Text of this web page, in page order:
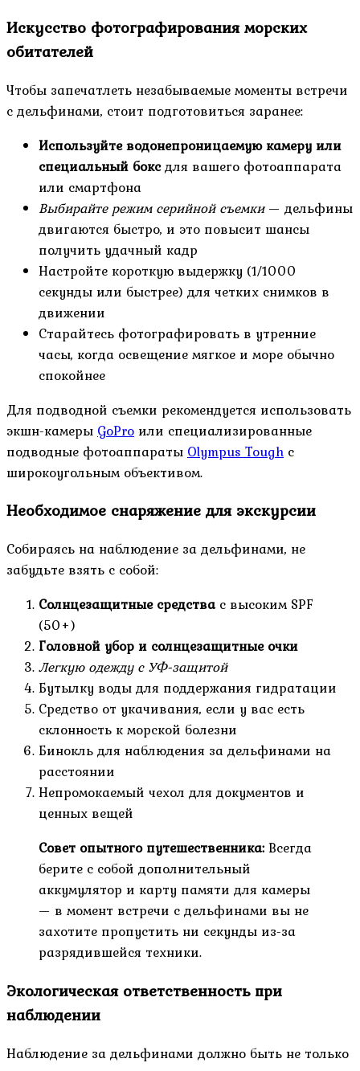
Искусство фотографирования морских
обитателей
Чтобы запечатлеть незабываемые моменты встречи
с дельфинами, стоит подготовиться заранее:
Используйте водонепроницаемую камеру или
специальный боксдля вашего фотоаппарата
или смартфона
Выбирайте режим серийной съемки— дельфины
двигаются быстро, и это повысит шансы
получить удачный кадр
Настройте короткую выдержку (1/1000
секунды или быстрее) для четких снимков в
движении
Старайтесь фотографировать в утренние
часы, когда освещение мягкое и море обычно
спокойнее
Для подводной съемки рекомендуется использовать
экшн-камеры GoPro или специализированные
подводные фотоаппараты Olympus Tough с
широкоугольным объективом.
Необходимое снаряжение для экскурсии
Собираясь на наблюдение за дельфинами, не
забудьте взять с собой:
Солнцезащитные средствас высоким SPF
(50+)
Головной убор и солнцезащитные очки
Легкую одежду с УФ-защитой
Бутылку воды для поддержания гидратации
Средство от укачивания, если у вас есть
склонность к морской болезни
Бинокль для наблюдения за дельфинами на
расстоянии
Непромокаемый чехол для документов и
ценных вещей
Совет опытного путешественника:Всегда
берите с собой дополнительный
аккумулятор и карту памяти для камеры
— в момент встречи с дельфинами вы не
захотите пропустить ни секунды из-за
разрядившейся техники.
Экологическая ответственность при
наблюдении
Наблюдение за дельфинами должно быть не только